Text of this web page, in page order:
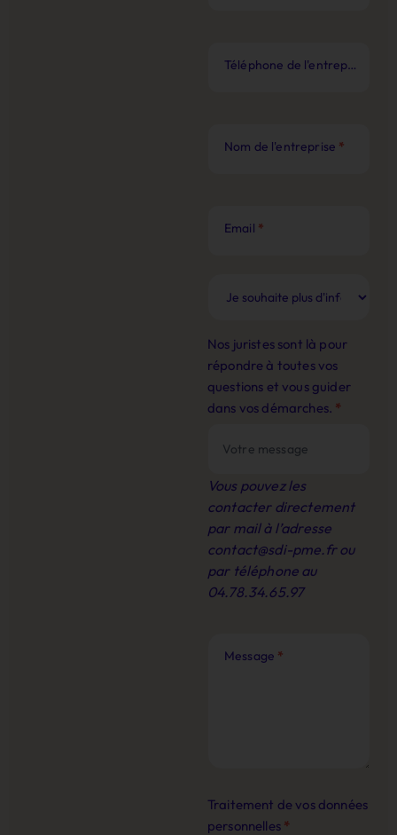
Téléphone de l'entreprise
Nom de l'entreprise *
Email *
Nos juristes sont là pour
répondre à toutes vos
questions et vous guider
dans vos démarches. *
Vous pouvez les
contacter directement
par mail à l’adresse
contact@sdi-pme.frou
par téléphone au
04.78.34.65.97
Message *
Traitement de vos données
personnelles *